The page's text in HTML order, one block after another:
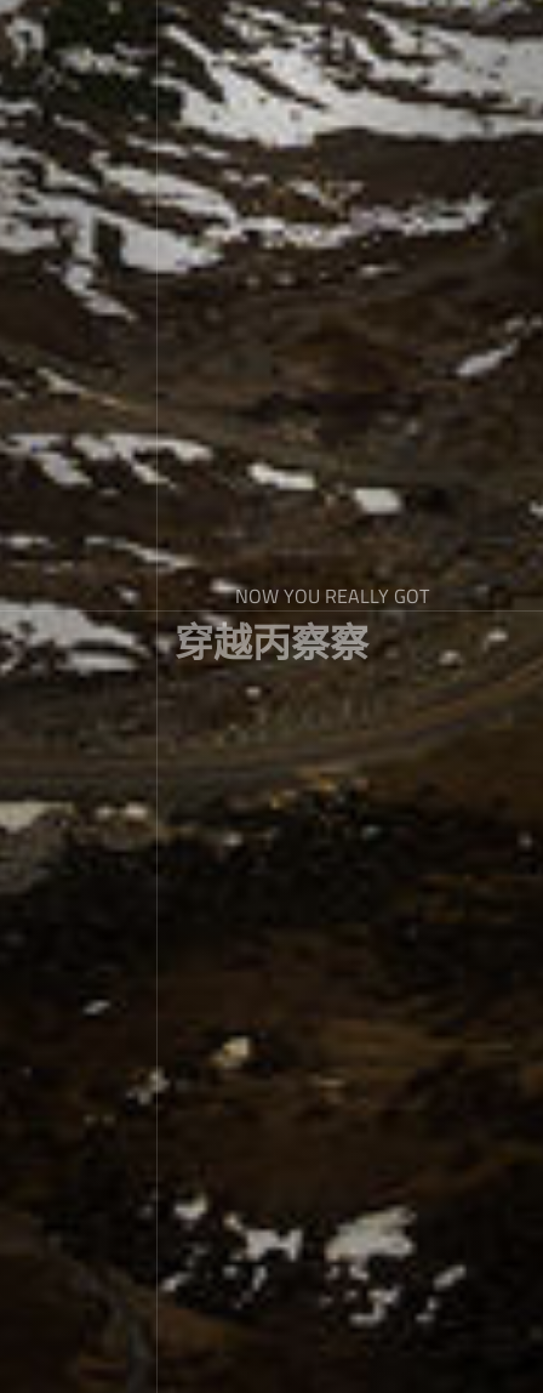
NOW YOU REALLY GOT
穿越丙察察